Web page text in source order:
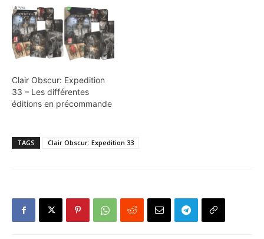
Clair Obscur: Expedition
33 – Les différentes
éditions en précommande
TAGS Clair Obscur: Expedition 33